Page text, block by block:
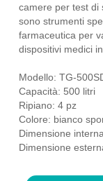
camere per test di
sono strumenti
farmaceutica per
dispositivi medici
Modello: TG-
Capacità: 500 litri
Ripiano: 4 pz
Colore: bianco
Dimensione
Dimensione